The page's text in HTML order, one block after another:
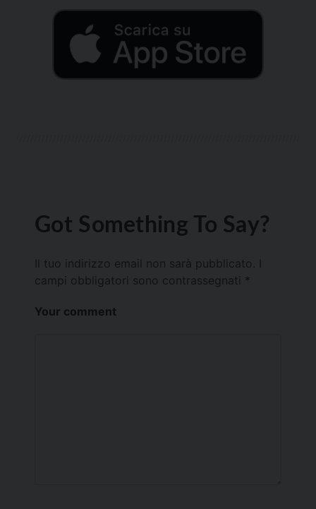
Got Something To Say?
Il tuo indirizzo email non sarà pubblicato.
campi obbligatori sono contrassegnati *
Your comment